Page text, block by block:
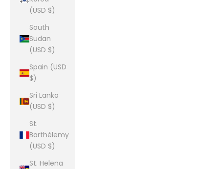
(USD $)
South
Sudan
(USD $)
Spain (USD
$)
Sri Lanka
(USD $)
St.
Barthélemy
(USD $)
St. Helena